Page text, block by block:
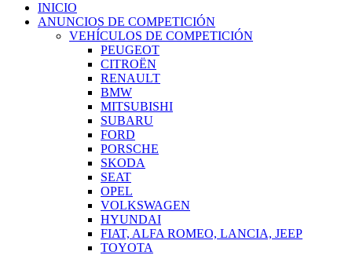
INICIO
ANUNCIOS DE COMPETICIÓN
VEHÍCULOS DE COMPETICIÓN
PEUGEOT
CITROËN
RENAULT
BMW
MITSUBISHI
SUBARU
FORD
PORSCHE
SKODA
SEAT
OPEL
VOLKSWAGEN
HYUNDAI
FIAT, ALFA ROMEO, LANCIA, JEEP
TOYOTA